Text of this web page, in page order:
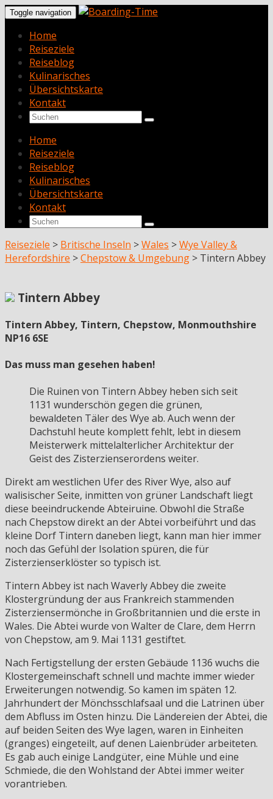
Toggle navigation
Home
Reiseziele
Reiseblog
Kulinarisches
Übersichtskarte
Kontakt
Home
Reiseziele
Reiseblog
Kulinarisches
Übersichtskarte
Kontakt
Reiseziele > Britische Inseln >Wales >Wye Valley &
Herefordshire >Chepstow & Umgebung > Tintern Abbey
Tintern Abbey
Tintern Abbey, Tintern, Chepstow, Monmouthshire
NP16 6SE
Das muss man gesehen haben!
Die Ruinen von Tintern Abbey heben sich seit
1131 wunderschön gegen die grünen,
bewaldeten Täler des Wye ab. Auch wenn der
Dachstuhl heute komplett fehlt, lebt in diesem
Meisterwerk mittelalterlicher Architektur der
Geist des Zisterzienserordens weiter.
Direkt am westlichen Ufer des River Wye, also auf
walisischer Seite, inmitten von grüner Landschaft liegt
diese beeindruckende Abteiruine. Obwohl die Straße
nach Chepstow direkt an der Abtei vorbeiführt und das
kleine Dorf Tintern daneben liegt, kann man hier immer
noch das Gefühl der Isolation spüren, die für
Zisterzienserklöster so typisch ist.
Tintern Abbey ist nach Waverly Abbey die zweite
Klostergründung der aus Frankreich stammenden
Zisterziensermönche in Großbritannien und die erste in
Wales. Die Abtei wurde von Walter de Clare, dem Herrn
von Chepstow, am 9. Mai 1131 gestiftet.
Nach Fertigstellung der ersten Gebäude 1136 wuchs die
Klostergemeinschaft schnell und machte immer wieder
Erweiterungen notwendig. So kamen im späten 12.
Jahrhundert der Mönchsschlafsaal und die Latrinen über
dem Abfluss im Osten hinzu. Die Ländereien der Abtei, die
auf beiden Seiten des Wye lagen, waren in Einheiten
(granges) eingeteilt, auf denen Laienbrüder arbeiteten.
Es gab auch einige Landgüter, eine Mühle und eine
Schmiede, die den Wohlstand der Abtei immer weiter
vorantrieben.